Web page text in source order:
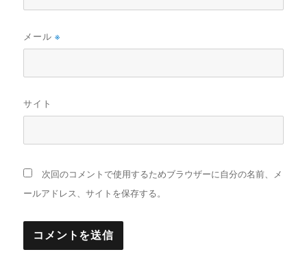
メール※
サイト
次回のコメントで使用するためブラウザーに自分の名前、メ
ールアドレス、サイトを保存する。